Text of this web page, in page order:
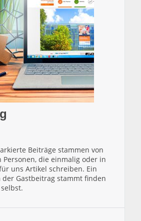
Beiträge stammen von
die einmalig oder in
uns Artikel schreiben. Ein
der Gastbeitrag stammt finden